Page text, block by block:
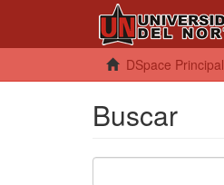
DSpace Principal
Buscar